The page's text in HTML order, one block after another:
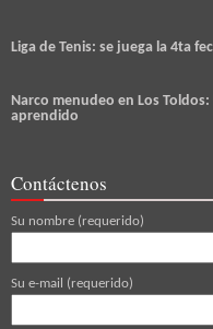
Liga de Tenis: se juega la 4ta
Narco menudeo en Los
aprendido
Contáctenos
Su nombre (requerido)
Su e-mail (requerido)